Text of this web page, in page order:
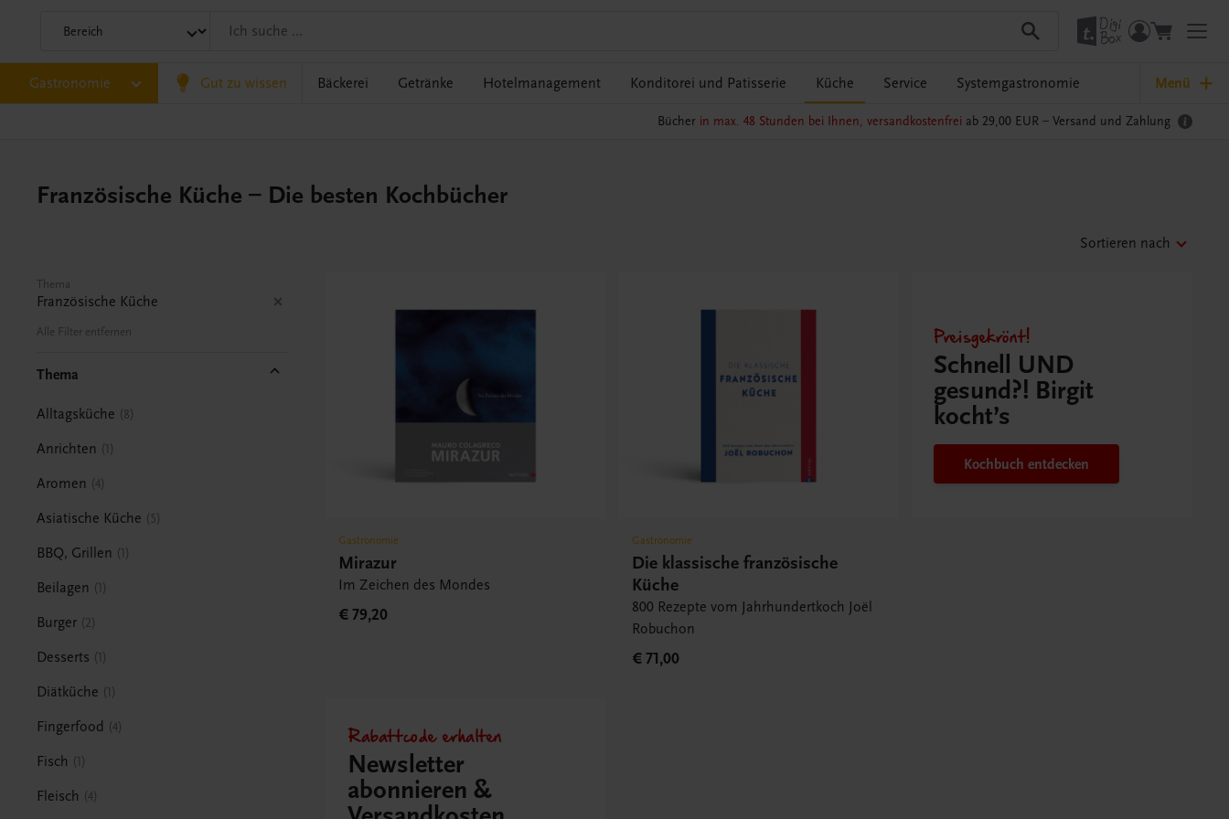
Gastronomie Gut zu wissen Bäckerei Getränke Hotelmanagement Konditorei und Patisserie Küche Service Systemgastronomie Menü
Bücher in max. 48 Stunden bei Ihnen, versandkostenfrei ab 29,00 EUR – Versand und Zahlung
Französische Küche – Die besten Kochbücher
Sortieren nach
Thema
Französische Küche
Alle Filter entfernen
Thema
Alltagsküche 8
Anrichten 1
Aromen 4
Asiatische Küche 5
BBQ, Grillen 1
Beilagen 1
Burger 2
Desserts 1
Diätküche 1
Fingerfood 4
Fisch 1
Fleisch 4
Gastronomie
Mirazur
Im Zeichen des Mondes
€ 79,20
Gastronomie
Die klassische französische
Küche
800 Rezepte vom Jahrhundertkoch Joël
Robuchon
€ 71,00
Preisgekrönt!
Schnell UND
gesund?! Birgit
kocht’s
Kochbuch entdecken
Rabattcode erhalten
Newsletter
abonnieren &